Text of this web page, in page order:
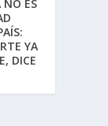
NO ES
YA
DICE